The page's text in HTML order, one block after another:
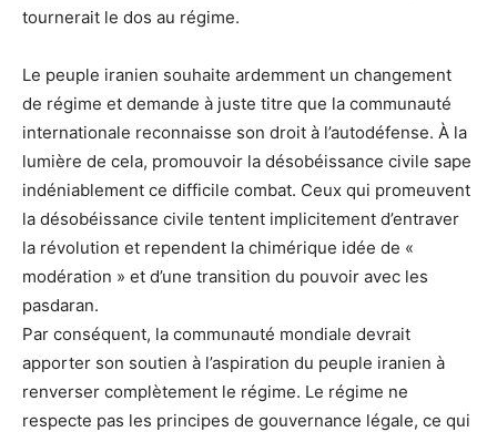
tournerait le dos au régime.
Le peuple iranien souhaite ardemment un changement
de régime et demande à juste titre que la communauté
internationale reconnaisse son droit à l’autodéfense. À la
lumière de cela, promouvoir la désobéissance civile sape
indéniablement ce difficile combat. Ceux qui promeuvent
la désobéissance civile tentent implicitement d’entraver
la révolution et rependent la chimérique idée de «
modération » et d’une transition du pouvoir avec les
pasdaran.
Par conséquent, la communauté mondiale devrait
apporter son soutien à l’aspiration du peuple iranien à
renverser complètement le régime. Le régime ne
respecte pas les principes de gouvernance légale, ce qui